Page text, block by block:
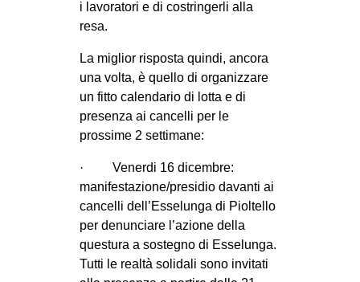
i lavoratori e di costringerli alla
resa.
La miglior risposta quindi, ancora
una volta, è quello di organizzare
un fitto calendario di lotta e di
presenza ai cancelli per le
prossime 2 settimane:
· Venerdi 16 dicembre:
manifestazione/presidio davanti ai
cancelli dell’Esselunga di Pioltello
per denunciare l’azione della
questura a sostegno di Esselunga.
Tutti le realtà solidali sono invitati